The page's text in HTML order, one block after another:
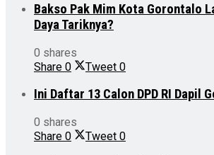
Bakso Pak Mim Kota Gorontalo
Daya Tariknya?
0 shares
Share 0 Tweet 0
Ini Daftar 13 Calon DPD RI Dapil
0 shares
Share 0 Tweet 0